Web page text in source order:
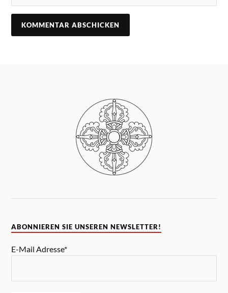
ABONNIEREN SIE UNSEREN NEWSLETTER!
E-Mail Adresse*